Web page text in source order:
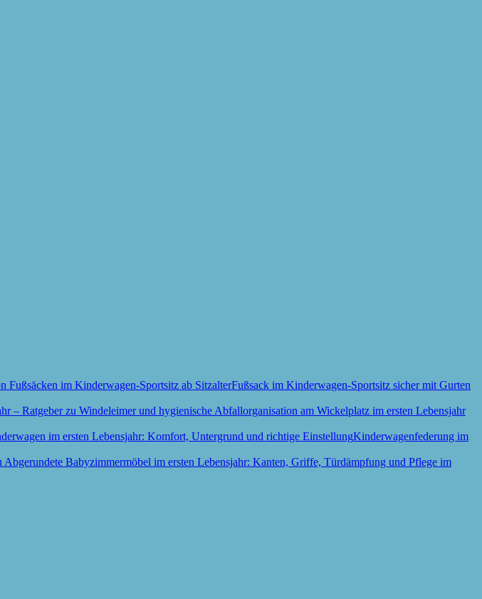
Fußsack im Kinderwagen-Sportsitz sicher mit Gurten
Kinderwagenfederung im